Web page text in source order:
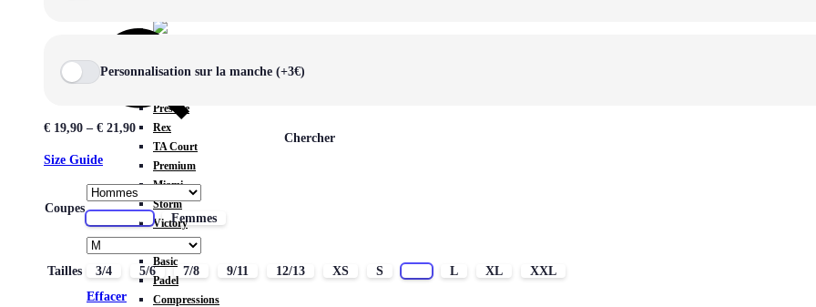
Prestige
Rex
TA Court
Premium
Miami
Storm
Victory
Météore
Basic
Padel
Compressions
Chercher
Personnalisation sur la manche (+3€)
€ 19,90 – € 21,90
Size Guide
Coupes
Hommes Femmes
Tailles 3/4 5/6 7/8 9/11 12/13 XS S L XL
XXL
Effacer